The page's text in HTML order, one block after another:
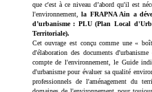
que c'est à ce niveau d’abord qu'il est
l'environnement,la FRAPNA Ain a
d’urbanisme : PLU (Plan Local
Territoriale).
Cet ouvrage est conçu comme une «
d'élaboration des documents
compte de l'environnement, le Guide
d'urbanisme pour évaluer sa qualité
professionnels de l'aménagement du